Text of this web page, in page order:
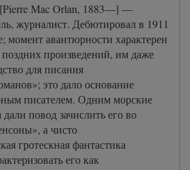
Mac Orlan, 1883—] —
журналист. Дебютировал в 1911
момент авантюрности характерен
поздних произведений, им даже
для писания
это дало основание
писателем. Одним морские
повод зачислить его во
а чисто
гротескная фантастика
его как